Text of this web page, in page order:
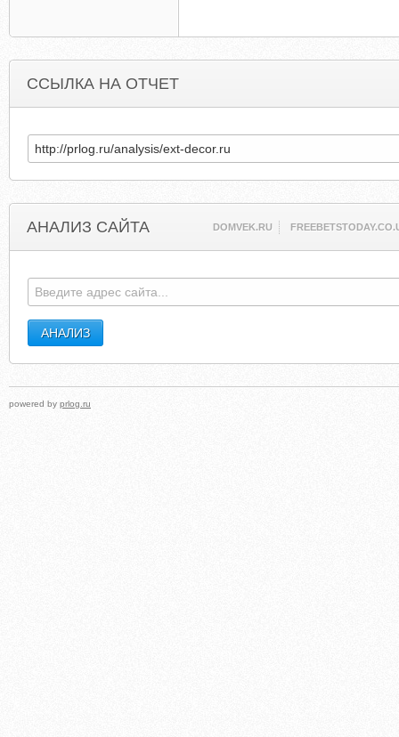
ССЫЛКА НА ОТЧЕТ
АНАЛИЗ САЙТА DOMVEK.RU
powered by prlog.ru